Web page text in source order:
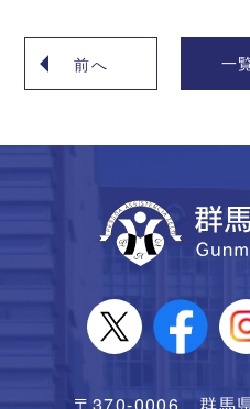
前へ 一
〒370-0006 群馬